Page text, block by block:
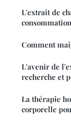
L'extrait de
Comment
L'avenir de
recherche et
La thérapie
corporelle